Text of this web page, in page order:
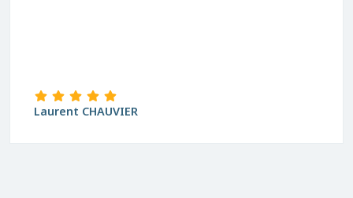
Laurent CHAUVIER